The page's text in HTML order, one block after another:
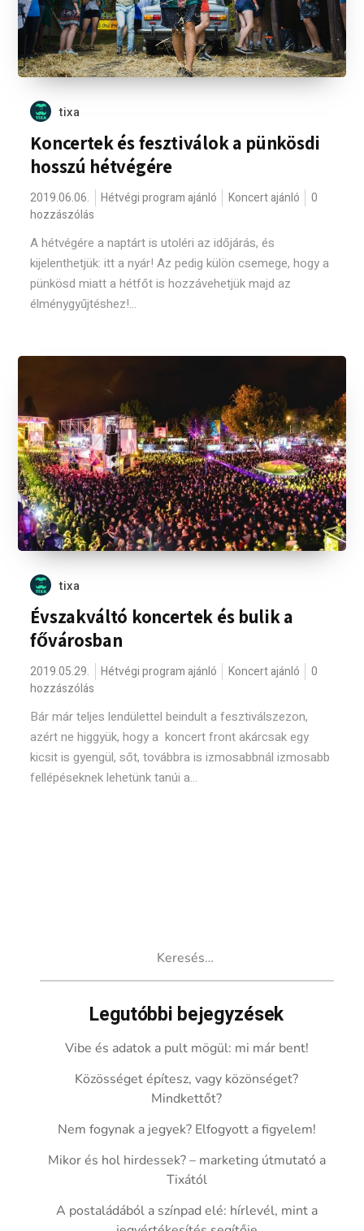
tixa
Koncertek és fesztiválok a pünkösdi
hosszú hétvégére
2019.06.06. Hétvégi program ajánló Koncert ajánló
0
hozzászólás
A hétvégére a naptárt is utoléri az időjárás, és
kijelenthetjük: itt a nyár! Az pedig külön csemege, hogy a
pünkösd miatt a hétfőt is hozzávehetjük majd az
élménygyűjtéshez!...
tixa
Évszakváltó koncertek és bulik a
fővárosban
2019.05.29. Hétvégi program ajánló Koncert ajánló
0
hozzászólás
Bár már teljes lendülettel beindult a fesztiválszezon,
azért ne higgyük, hogy a koncert front akárcsak egy
kicsit is gyengül, sőt, továbbra is izmosabbnál izmosabb
fellépéseknek lehetünk tanúi a...
Legutóbbi bejegyzések
Vibe és adatok a pult mögül: mi már bent!
Közösséget építesz, vagy közönséget?
Mindkettőt?
Nem fogynak a jegyek? Elfogyott a figyelem!
Mikor és hol hirdessek? – marketing útmutató a
Tixától
A postaládából a színpad elé: hírlevél, mint a